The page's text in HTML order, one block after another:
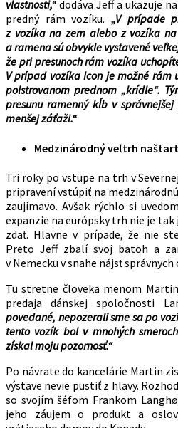
vlastnosti,“dodáva Jeff a ukazuje
predný rám vozíku. „V prípade
z vozíka na zem alebo z vozíka
a ramena sú obvykle vystavené
že pri presunoch rám vozíka
V prípad vozíka Icon je možné rám
polstrovanom prednom „krídle“.
presunu ramenný kĺb v
menšej záťaži.“
Medzinárodný veľtrh
Tri roky po vstupe na trh v
pripravení vstúpiť na
zaujímavo. Avšak rýchlo si
expanzie na európsky trh nie je tak
zdať. Hlavne v prípade, že nie
Preto Jeff zbalí svoj batoh a
v Nemecku v snahe nájsť
Tu stretne človeka menom
predaja dánskej spoločnosti
povedané, nepozerali sme sa po
tento vozík bol v mnohých
získal moju pozornosť.“
Po návrate do kancelárie Martin
výstave nevie pustiť z hlavy.
so svojím šéfom Frankom
jeho záujem o produkt a